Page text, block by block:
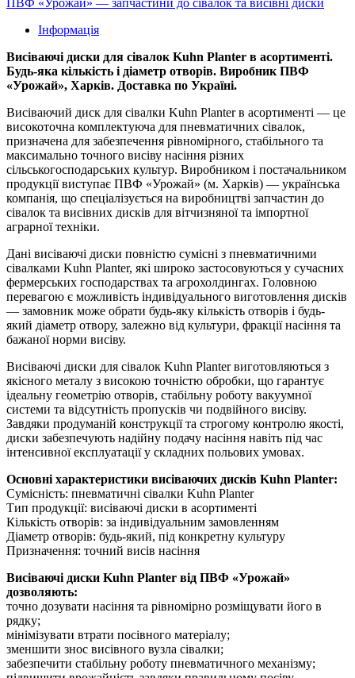
Інформація
Висіваючі диски для сівалок Kuhn Planter в асортименті.
Будь-яка кількість і діаметр отворів. Виробник ПВФ
«Урожай», Харків. Доставка по Україні.
Висіваючий диск для сівалки Kuhn Planter в асортименті — це
високоточна комплектуюча для пневматичних сівалок,
призначена для забезпечення рівномірного, стабільного та
максимально точного висіву насіння різних
сільськогосподарських культур. Виробником і постачальником
продукції виступає ПВФ «Урожай» (м. Харків) — українська
компанія, що спеціалізується на виробництві запчастин до
сівалок та висівних дисків для вітчизняної та імпортної
аграрної техніки.
Дані висіваючі диски повністю сумісні з пневматичними
сівалками Kuhn Planter, які широко застосовуються у сучасних
фермерських господарствах та агрохолдингах. Головною
перевагою є можливість індивідуального виготовлення дисків
— замовник може обрати будь-яку кількість отворів і будь-
який діаметр отвору, залежно від культури, фракції насіння та
бажаної норми висіву.
Висіваючі диски для сівалок Kuhn Planter виготовляються з
якісного металу з високою точністю обробки, що гарантує
ідеальну геометрію отворів, стабільну роботу вакуумної
системи та відсутність пропусків чи подвійного висіву.
Завдяки продуманій конструкції та строгому контролю якості,
диски забезпечують надійну подачу насіння навіть під час
інтенсивної експлуатації у складних польових умовах.
Основні характеристики висіваючих дисків Kuhn Planter:
Сумісність: пневматичні сівалки Kuhn Planter
Тип продукції: висіваючі диски в асортименті
Кількість отворів: за індивідуальним замовленням
Діаметр отворів: будь-який, під конкретну культуру
Призначення: точний висів насіння
Висіваючі диски Kuhn Planter від ПВФ «Урожай»
дозволяють:
точно дозувати насіння та рівномірно розміщувати його в
рядку;
мінімізувати втрати посівного матеріалу;
зменшити знос висівного вузла сівалки;
забезпечити стабільну роботу пневматичного механізму;